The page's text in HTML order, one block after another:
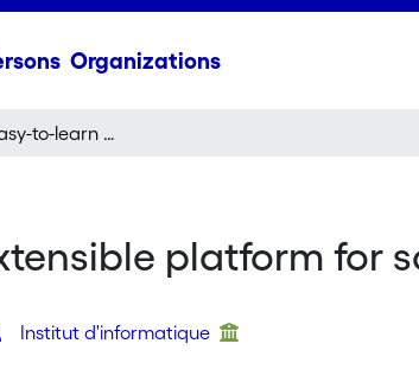
Organizations
Towards an easy-to-learn and extensible platform for scientific visualization
platform for
Institut d'informatique